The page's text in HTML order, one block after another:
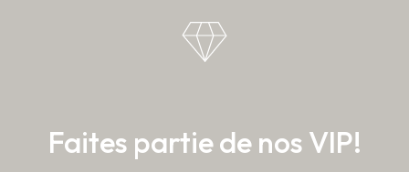
Faites partie de nos VIP!